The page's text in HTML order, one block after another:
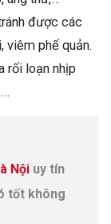
được các
viêm phế quản.
rối loạn nhịp
Nội uy tín
tốt không